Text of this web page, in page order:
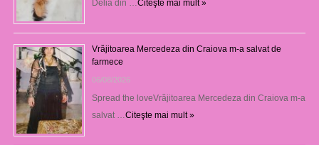
Delia din … Citeşte mai mult »
Vrăjitoarea Mercedeza din Craiova m-a salvat de
farmece
06/08/2026
Spread the loveVrăjitoarea Mercedeza din Craiova m-a
salvat … Citeşte mai mult »